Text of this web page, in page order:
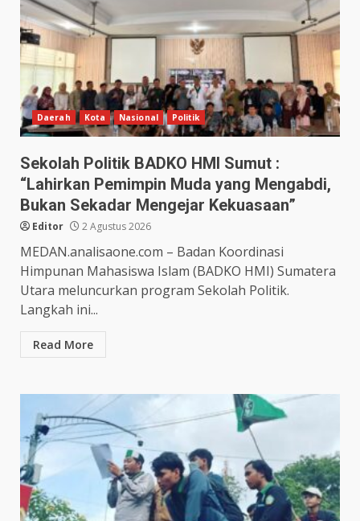
Daerah Kota Nasional Politik
Sekolah Politik BADKO HMI Sumut :
“Lahirkan Pemimpin Muda yang Mengabdi,
Bukan Sekadar Mengejar Kekuasaan”
Editor 2 Agustus 2026
MEDAN.analisaone.com – Badan Koordinasi
Himpunan Mahasiswa Islam (BADKO HMI) Sumatera
Utara meluncurkan program Sekolah Politik.
Langkah ini...
Read More